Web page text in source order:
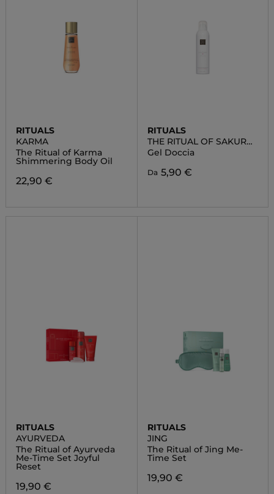
RITUALS
KARMA
The Ritual of Karma
Shimmering Body Oil
22,90 €
RITUALS
THE RITUAL OF SAKURA
FOAMING SHOWER GEL
Gel Doccia
Da 5,90 €
RITUALS
AYURVEDA
The Ritual of Ayurveda
Me-Time Set Joyful
Reset
19,90 €
RITUALS
JING
The Ritual of Jing Me-
Time Set
19,90 €